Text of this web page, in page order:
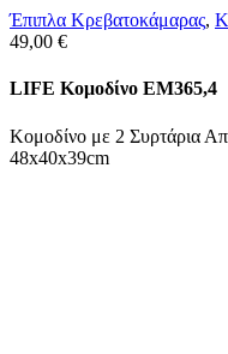
Έπιπλα Κρεβατοκάμαρας,
49,00 €
LIFE Κομοδίνο ΕΜ365,4
Κομοδίνο με 2 Συρτάρια
48x40x39cm